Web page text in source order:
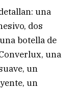
una
dos
botella de
una
un
un